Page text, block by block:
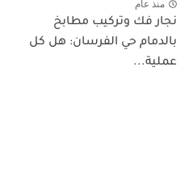
منذ عام
نجار فك وتركيب مطابخ
بالدمام حي الفرسان: هل كل
عملية...